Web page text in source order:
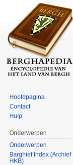
Hoofdpagina
Contact
Hulp
Onderwerpen
Onderwerpen
Barghief Index (Archief
HKB)